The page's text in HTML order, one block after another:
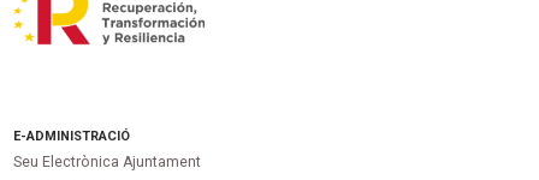
E-ADMINISTRACIÓ
Seu Electrònica Ajuntament